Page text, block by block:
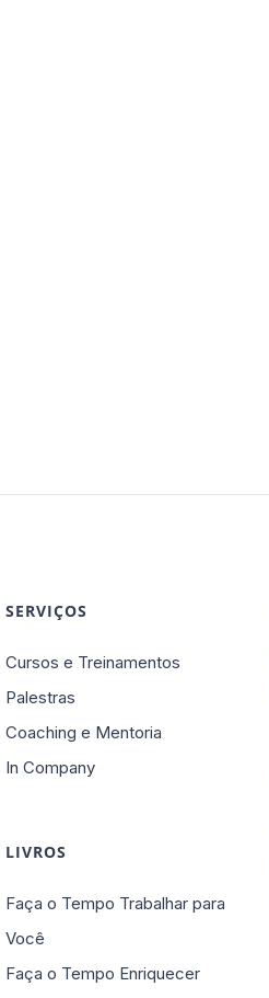
SERVIÇOS
Cursos e Treinamentos
Palestras
Coaching e Mentoria
In Company
LIVROS
Faça o Tempo Trabalhar para
Você
Faça o Tempo Enriquecer